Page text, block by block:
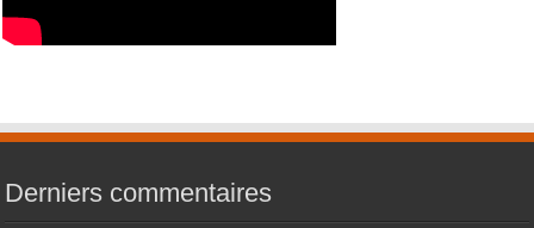
Derniers commentaires